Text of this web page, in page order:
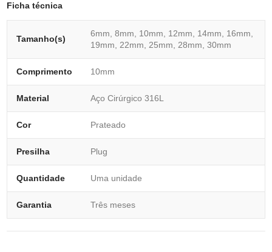
Ficha técnica
Tamanho(s)
6mm, 8mm, 10mm, 12mm, 14mm, 16mm,
19mm, 22mm, 25mm, 28mm, 30mm
Comprimento 10mm
Material Aço Cirúrgico 316L
Cor Prateado
Presilha Plug
Quantidade Uma unidade
Garantia Três meses